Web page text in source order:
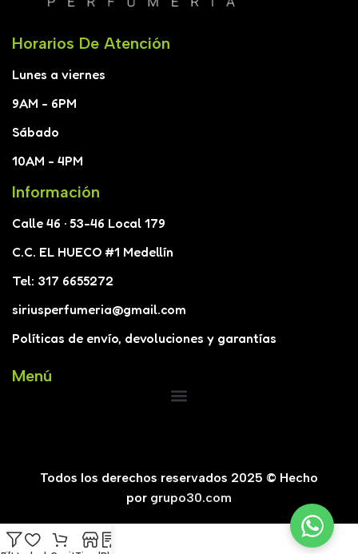
Horarios De Atención
Lunes a viernes
9AM - 6PM
Sábado
10AM - 4PM
Información
Calle 46 · 53-46 Local 179
C.C. EL HUECO #1 Medellín
Tel: 317 6655272
siriusperfumeria@gmail.com
Políticas de envío, devoluciones y garantías
Menú
Todos los derechos reservados 2025 © Hecho
por grupo30.com